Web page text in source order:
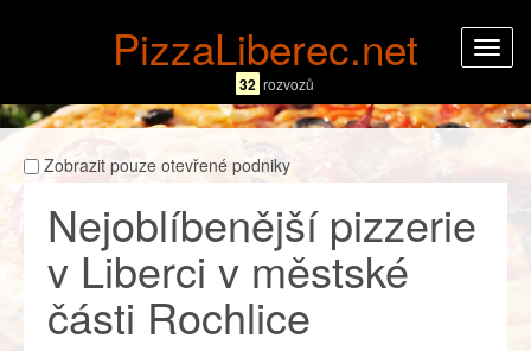
PizzaLiberec.net
32 rozvozů
Zobrazit pouze otevřené podniky
Nejoblíbenější pizzerie
v Liberci v městské
části Rochlice